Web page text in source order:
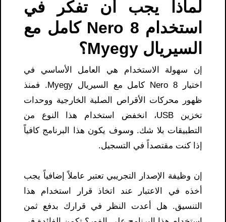
لماذا يجب أن تفكر في
استخدام Nero 8 كامل مع
السيريال Myegy؟
إن سهولة الاستخدام هي العامل الأساسي في
اختيار Nero 8 كامل مع السيريال Myegy. فمنذ
ظهور محركات الأقراص الصلبة الخارجية ووحدات
تخزين USB، انخفض استخدام هذا النوع من
التطبيقات بلا شك. وسوف يكون هذا البرنامج كافياً
إذا كنت مقتصداً في التسجيل.
إن وظيفة الإصدار التجريبي تعتبر عاملاً إضافياً يجب
أخذه في الاعتبار عند اتخاذ قرار استخدام هذا
التنسيق. هل أعدت النظر في قرارك بدفع ثمن